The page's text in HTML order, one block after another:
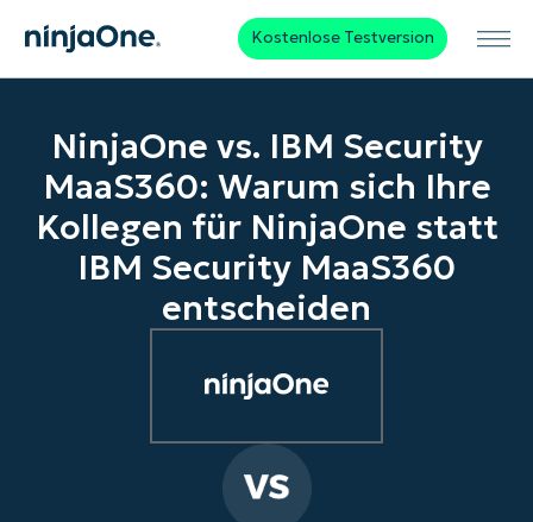
Kostenlose Testversion
NinjaOne vs. IBM Security
MaaS360: Warum sich Ihre
Kollegen für NinjaOne statt
IBM Security MaaS360
entscheiden